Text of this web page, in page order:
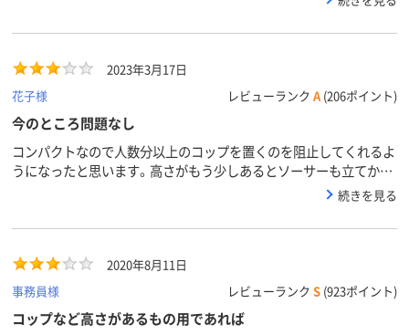
2023年3月17日
花子様
レビューランク A (206ポイント)
今のところ問題なし
コンパクトなので人数分以上のコップを置くのを阻止してくれるよ
うになったと思います。高さがもう少しあるとソーサーも立てかけ
るのにいいかなと感じました。使い始めたばかりなので星みっつで
続きを見る
2020年8月11日
事務員様
レビューランク S (923ポイント)
コップなど高さがあるもの用であれば